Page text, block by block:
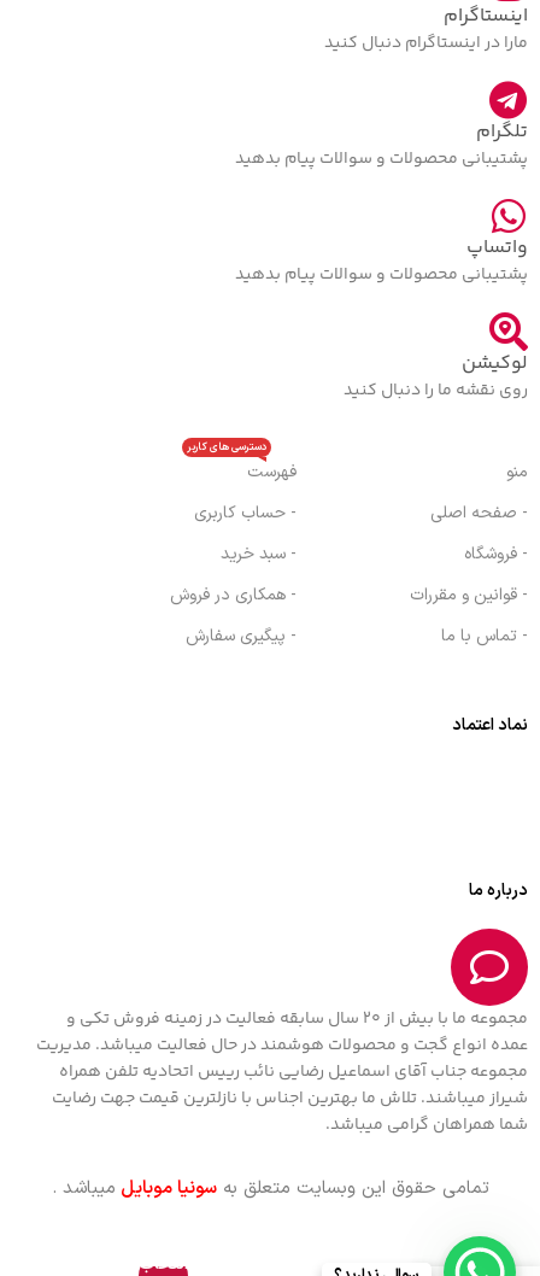
اینستاگرام
مارا در اینستاگرام دنبال کنید
تلگرام
پشتیبانی محصولات و سوالات پیام بدهید
واتساپ
پشتیبانی محصولات و سوالات پیام بدهید
لوکیشن
روی نقشه ما را دنبال کنید
منو
- صفحه اصلی
- فروشگاه
- قوانین و مقررات
- تماس با ما
فهرست
دسترسی های کاربر
- حساب کاربری
- سبد خرید
- همکاری در فروش
- پیگیری سفارش
نماد اعتماد
درباره ما
مجموعه ما با بیش از 20 سال سابقه فعالیت در زمینه فروش تکی و
عمده انواع گجت و محصولات هوشمند در حال فعالیت میباشد. مدیریت
مجموعه جناب آقای اسماعیل رضایی نائب رییس اتحادیه تلفن همراه
شیراز میباشند. تلاش ما بهترین اجناس با نازلترین قیمت جهت رضایت
شما همراهان گرامی میباشد.
تمامی حقوق این وبسایت متعلق بهسونیا موبایل میباشد .
گوشی
انتخاب